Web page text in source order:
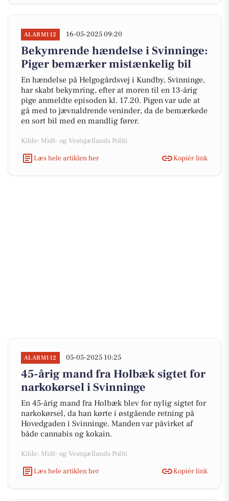
ALARM112 16-05-2025 09:20
Bekymrende hændelse i Svinninge:
Piger bemærker mistænkelig bil
En hændelse på Helgogårdsvej i Kundby, Svinninge,
har skabt bekymring, efter at moren til en 13-årig
pige anmeldte episoden kl. 17.20. Pigen var ude at
gå med to jævnaldrende veninder, da de bemærkede
en sort bil med en mandlig fører.
Kilde: Midt- og Vestsjællands Politi
Læs hele artiklen her
Kopiér link
ALARM112 05-05-2025 10:25
45-årig mand fra Holbæk sigtet for
narkokørsel i Svinninge
En 45-årig mand fra Holbæk blev for nylig sigtet for
narkokørsel, da han kørte i østgående retning på
Hovedgaden i Svinninge. Manden var påvirket af
både cannabis og kokain.
Kilde: Midt- og Vestsjællands Politi
Læs hele artiklen her
Kopiér link